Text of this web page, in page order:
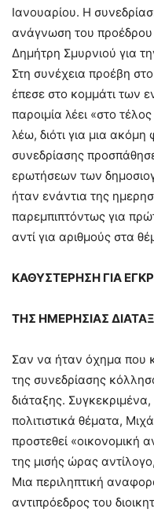
Ιανουαρίου. Η
ανάγνωση του προέδρου
Δημήτρη Σμυρνιού για
Στη συνέχεια προέβη
έπεσε στο κομμάτι των
παροιμία λέει «στο
λέω, διότι για μια
συνεδρίασης
ερωτήσεων των
ήταν ενάντια της
παρεμπιπτόντως για
αντί για αριθμούς στα
ΚΑΘΥΣΤΕΡΗΣΗ ΓΙΑ
ΤΗΣ ΗΜΕΡΗΣΙΑΣ
Σαν να ήταν όχημα που
της συνεδρίασης
διάταξης.
πολιτιστικά θέματα,
προστεθεί «οικονομική
της μισής ώρας
Μια περιληπτική
αντιπρόεδρος του